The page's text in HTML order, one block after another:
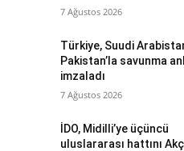
7 Ağustos 2026
Türkiye, Suudi
Pakistan’la savunma
imzaladı
7 Ağustos 2026
İDO, Midilli’ye üçüncü
uluslararası hattını